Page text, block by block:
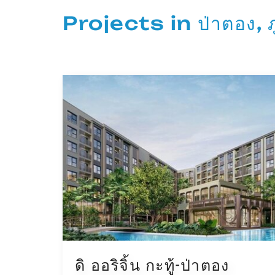
Projects in ป่าตอง,
ดิ ออริจิ้น กะทู้-ป่าตอง